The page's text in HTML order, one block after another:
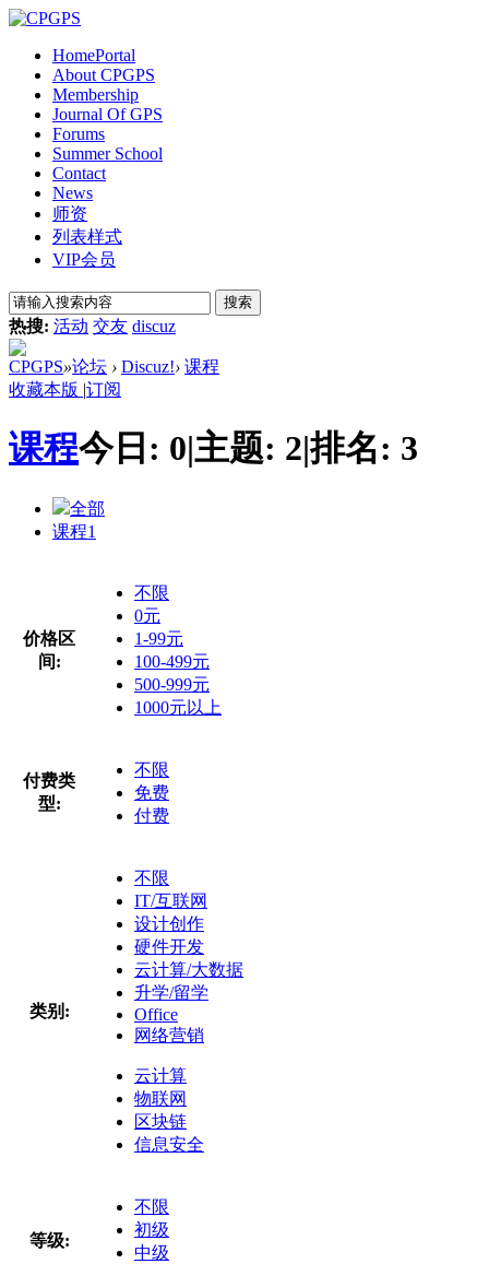
HomePortal
About CPGPS
Membership
Journal Of GPS
Forums
Summer School
Contact
News
师资
列表样式
VIP会员
搜索
热搜: 活动 交友 discuz
CPGPS»论坛 › Discuz!› 课程
收藏本版 |订阅
课程今日: 0|主题: 2|排名: 3
全部
课程1
价格区
间:
不限
0元
1-99元
100-499元
500-999元
1000元以上
付费类
型:
不限
免费
付费
类别:
不限
IT/互联网
设计创作
硬件开发
云计算/大数据
升学/留学
Office
网络营销
云计算
物联网
区块链
信息安全
等级:
不限
初级
中级